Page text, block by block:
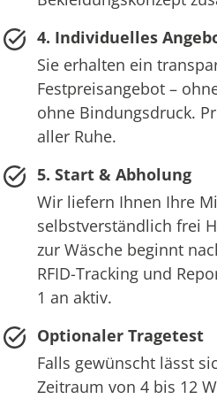
4. Individuelles
Sie erhalten ein
Festpreisangebot –
ohne Bindungsdruck.
aller Ruhe.
5. Start & Abholung
Wir liefern Ihnen Ihre
selbstverständlich frei
zur Wäsche beginnt
RFID-Tracking und
1 an aktiv.
Optionaler Tragetest
Falls gewünscht lässt
Zeitraum von 4 bis 12